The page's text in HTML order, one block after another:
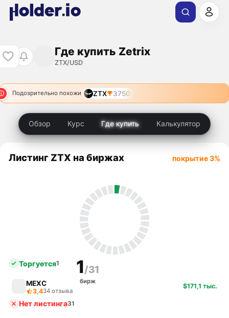
Где купить Zetrix
ZTX/USD
Подозрительно похожи ZTX 3750
Обзор Курс Где купить Калькулятор
Листинг ZTX на биржах покрытие 3%
1/31
бирж
Торгуется1
MEXC
3,434 отзыва
$171,1 тыс.
Нет листинга31